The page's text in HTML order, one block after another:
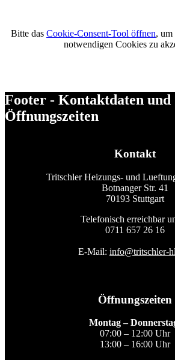
Bitte das Cookie-Consent-Tool öffnen, um
notwendigen Cookies zu
Footer - Kontaktdaten und
Öffnungszeiten
Kontakt
Tritschler Heizungs- und
Botnanger Str. 41
70193 Stuttgart
Telefonisch erreichbar
0711 657 26 16
E-Mail: info@tritschler-
Öffnungszeiten
Montag –
07:00 – 12:00 Uhr
13:00 – 16:00 Uhr